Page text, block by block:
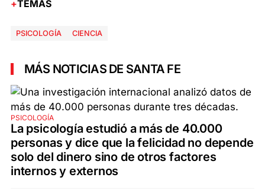
TEMAS
PSICOLOGÍA CIENCIA
MÁS NOTICIAS DE SANTA FE
PSICOLOGÍA
La psicología estudió a más de 40.000
personas y dice que la felicidad no depende
solo del dinero sino de otros factores
internos y externos